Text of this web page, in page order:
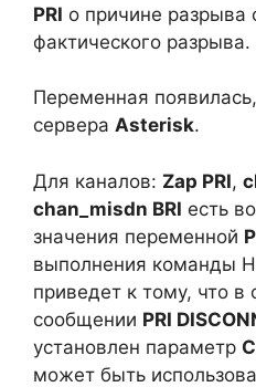
PRI о причине разрыва
фактического разрыва.
Переменная
сервера Asterisk.
Для каналов: Zap PRI,
chan_misdn BRI есть
значения переменной
выполнения команды
приведет к тому, что в
сообщении PRI
установлен параметр
может быть